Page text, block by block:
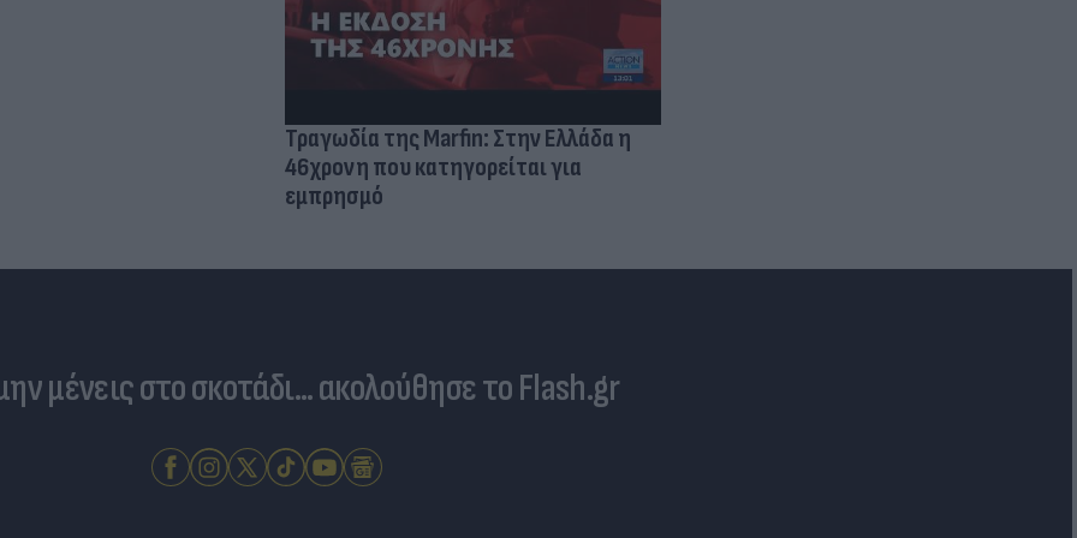
Τραγωδία της Marfin: Στην Ελλάδα η
46χρονη που κατηγορείται για
εμπρησμό
μένεις στο σκοτάδι... ακολούθησε το Flash.gr